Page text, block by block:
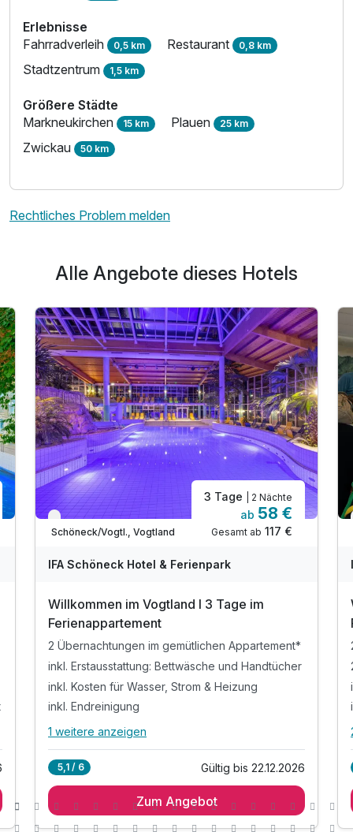
Erlebnisse
Fahrradverleih 0,5 km Restaurant 0,8 km
Stadtzentrum 1,5 km
Größere Städte
Markneukirchen 15 km Plauen 25 km
Zwickau 50 km
Rechtliches Problem melden
Alle Angebote dieses Hotels
Verfügbar bis Dezember
Schöneck/Vogtl., Vogtland
3 Tage | 2 Nächte
ab 58 €
Gesamt ab 117 €
IFA Schöneck Hotel & Ferienpark
Willkommen im Vogtland I 3 Tage im
Ferienappartement
2 Übernachtungen im gemütlichen Appartement*
inkl. Erstausstattung: Bettwäsche und Handtücher
inkl. Kosten für Wasser, Strom & Heizung
inkl. Endreinigung
Alle Inklusivleistungen
inkl. Erstausstattung: Bettwäsche und Handtücher
1 weitere anzeigen
5,1 / 6 Gültig bis 22.12.2026
Zum Angebot